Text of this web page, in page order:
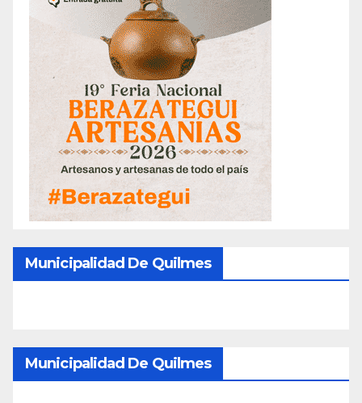
Municipalidad De Quilmes
Municipalidad De Quilmes